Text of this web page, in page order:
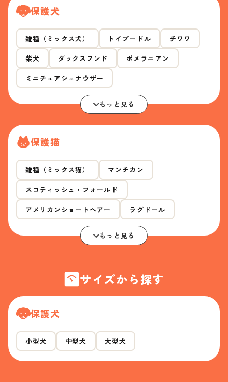
保護犬
雑種（ミックス犬） トイプードル チワワ
柴犬 ダックスフンド ポメラニアン
ミニチュアシュナウザー
もっと見る
保護猫
雑種（ミックス猫） マンチカン
スコティッシュ・フォールド
アメリカンショートヘアー ラグドール
もっと見る
サイズから探す
保護犬
小型犬 中型犬 大型犬